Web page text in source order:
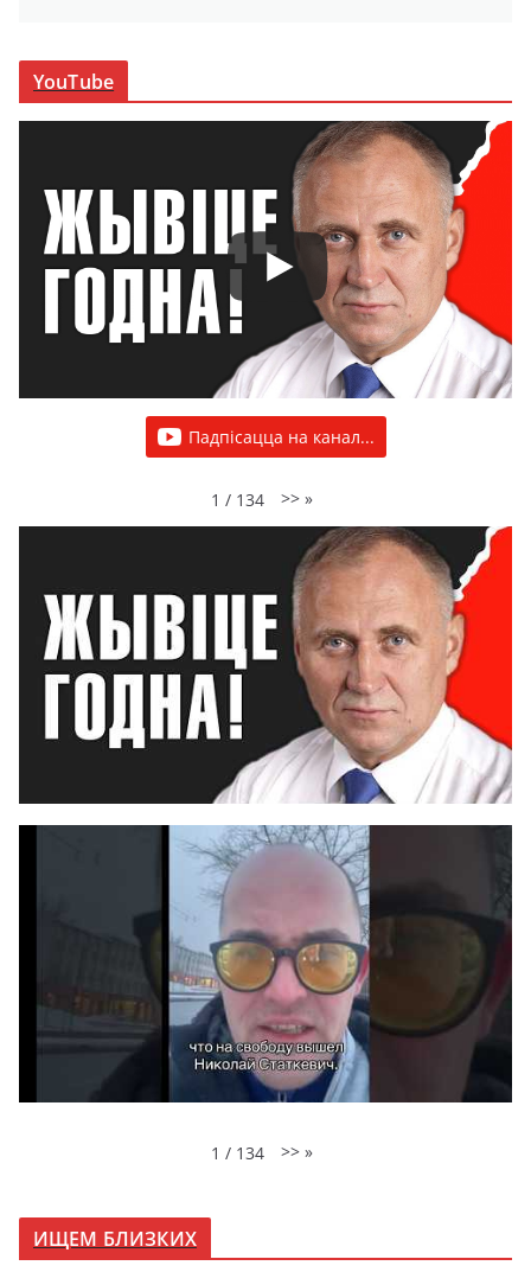
YouTube
Падпісацца на канал...
1 / 134 >> »
1 / 134 >> »
ИЩЕМ БЛИЗКИХ